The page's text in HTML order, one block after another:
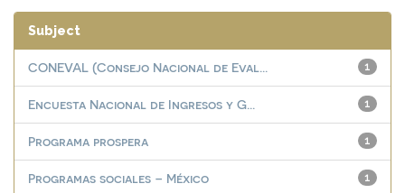
Subject
1
CONEVAL (Consejo Nacional de Eval...
1
Encuesta Nacional de Ingresos y G...
1
Programa prospera
1
Programas sociales – México